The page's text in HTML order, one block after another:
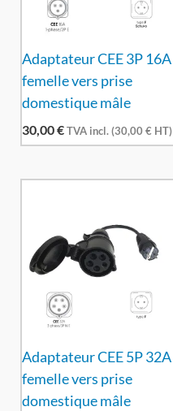
Adaptateur CEE 3P 16A
femelle vers prise
domestique mâle
30,00€TVA incl. (30,00€ HT)
Adaptateur CEE 5P 32A
femelle vers prise
domestique mâle